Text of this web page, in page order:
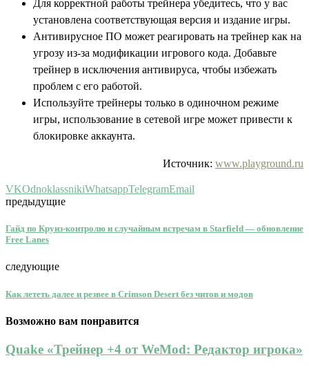
Для корректной работы трейнера убедитесь, что у вас
установлена соответствующая версия и издание игры.
Антивирусное ПО может реагировать на трейнер как на
угрозу из-за модификации игрового кода. Добавьте
трейнер в исключения антивируса, чтобы избежать
проблем с его работой.
Используйте трейнеры только в одиночном режиме
игры, использование в сетевой игре может привести к
блокировке аккаунта.
Источник: www.playground.ru
VKOdnoklassnikiWhatsappTelegramEmail
предыдущие
Гайд по Круиз-контролю и случайным встречам в Starfield — обновление
Free Lanes
следующие
Как лететь далее и резвее в Crimson Desert без читов и модов
Возможно вам понравится
Quake «Трейнер +4 от WeMod: Редактор игрока»